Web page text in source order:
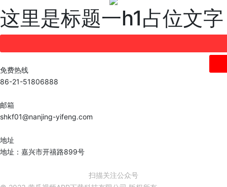
这里是标题一h1占位文字
免费热线
86-21-51806888
邮箱
shkf01@nanjing-yifeng.com
地址
地址：嘉兴市开禧路899号
扫描关注公众号